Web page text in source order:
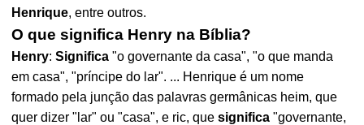
Henrique, entre outros.
O que significa Henry na Bíblia?
Henry:Significa "o governante da casa", "o que manda
em casa", "príncipe do lar". ... Henrique é um nome
formado pela junção das palavras germânicas heim, que
quer dizer "lar" ou "casa", e ric, quesignifica "governante,